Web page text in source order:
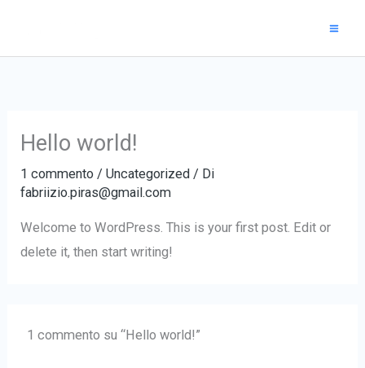
contenuto
Hello world!
1 commento /Uncategorized / Di
fabriizio.piras@gmail.com
Welcome to WordPress. This is your first post. Edit or
delete it, then start writing!
1 commento su “Hello world!”